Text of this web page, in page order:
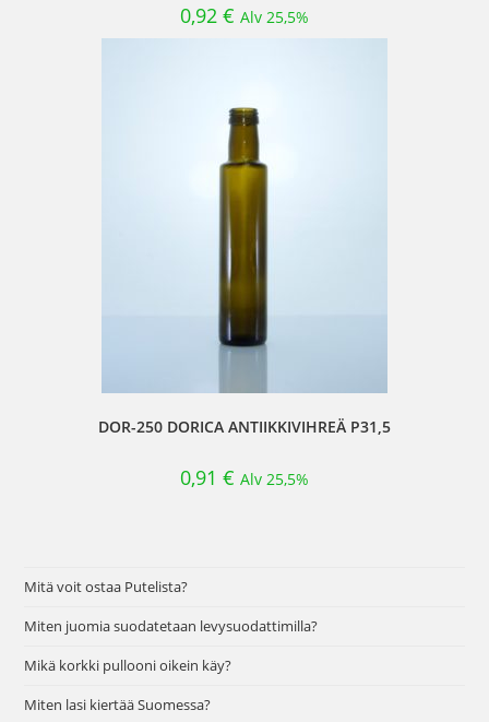
0,92 € Alv 25,5%
DOR-250 DORICA ANTIIKKIVIHREÄ P31,5
0,91 € Alv 25,5%
Mitä voit ostaa Putelista?
Miten juomia suodatetaan levysuodattimilla?
Mikä korkki pullooni oikein käy?
Miten lasi kiertää Suomessa?